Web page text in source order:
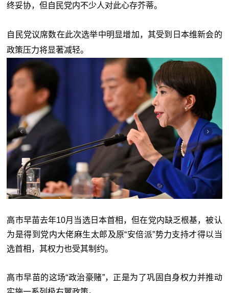
终妥协，但自民党内不少人对此心存芥蒂。
自民党议席数在此次选举中明显增加，其受到日本维新会的
政策压力将显著减轻。
高市早苗去年10月当选日本首相，但在党内缺乏根基，被认
为是得到党内大佬麻生太郎及原“安倍派”势力支持才得以当
选首相，其权力也受其制约。
高市早苗的这场“政治豪赌”，正是为了巩固自身权力并推动